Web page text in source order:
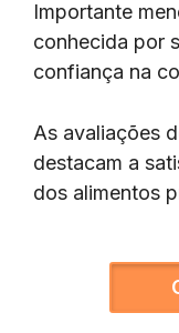
Importante
conhecida por
confiança na
As avaliações
destacam a
dos alimentos